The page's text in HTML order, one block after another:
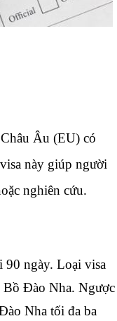
Âu (EU) có
này giúp người
nghiên cứu.
90 ngày. Loại visa
Bồ Đào Nha. Ngược
Nha tối đa ba